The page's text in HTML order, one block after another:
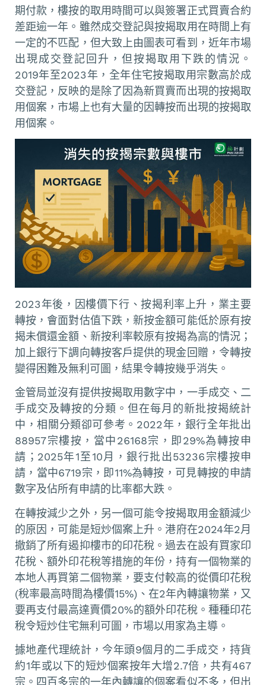
期付款，樓按的取用時間可以與簽署正式買賣合約
差距逾一年。雖然成交登記與按揭取用在時間上有
一定的不匹配，但大致上由圖表可看到，近年市場
出現成交登記回升，但按揭取用下跌的情況。
2019年至2023年，全年住宅按揭取用宗數高於成
交登記，反映的是除了因為新買賣而出現的按揭取
用個案，市場上也有大量的因轉按而出現的按揭取
用個案。
2023年後，因樓價下行、按揭利率上升，業主要
轉按，會面對估值下跌，新按金額可能低於原有按
揭未償還金額、新按利率較原有按揭為高的情況；
加上銀行下調向轉按客戶提供的現金回贈，令轉按
變得困難及無利可圖，結果令轉按幾乎消失。
金管局並沒有提供按揭取用數字中，一手成交、二
手成交及轉按的分類。但在每月的新批按揭統計
中，相關分類卻可參考。2022年，銀行全年批出
88957宗樓按，當中26168宗，即29%為轉按申
請；2025年1至10月，銀行批出53236宗樓按申
請，當中6719宗，即11%為轉按，可見轉按的申請
數字及佔所有申請的比率都大跌。
在轉按減少之外，另一個可能令按揭取用金額減少
的原因，可能是短炒個案上升。港府在2024年2月
撤銷了所有遏抑樓市的印花稅。過去在設有買家印
花稅、額外印花稅等措施的年份，持有一個物業的
本地人再買第二個物業，要支付較高的從價印花稅
(稅率最高時間為樓價15%)、在2年內轉讓物業，又
要再支付最高達賣價20%的額外印花稅。種種印花
稅令短炒住宅無利可圖，市場以用家為主導。
據地產代理統計，今年頭9個月的二手成交，持貨
約1年或以下的短炒個案按年大增2.7倍，共有467
宗。四百多宗的一年內轉讓的個案看似不多，但出